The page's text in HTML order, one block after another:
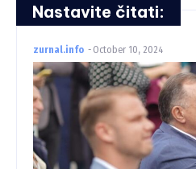
Nastavite čitati:
zurnal.info - October 10, 2024